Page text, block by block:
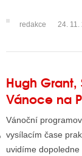
BLOGERA
DISKUTÉRA NA RADIOTV
STARŠÍCH DISKUZÍ
redakce 24. 11.
Hugh
Vánoce na
Vánoční
vysílacím čase
uvidíme